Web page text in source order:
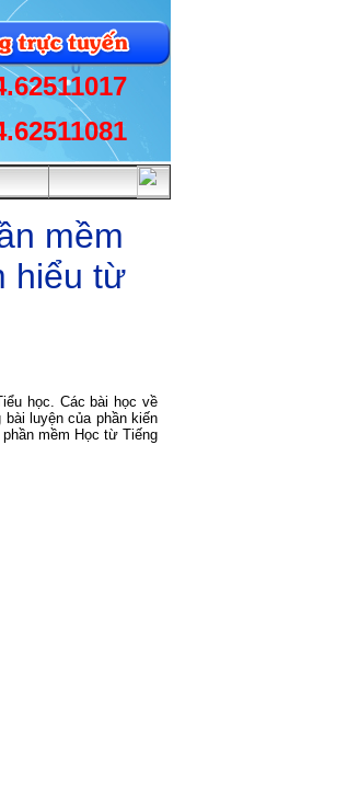
mềm
hiểu từ
học. Các bài học về
luyện của phần kiến
mềm Học từ Tiếng